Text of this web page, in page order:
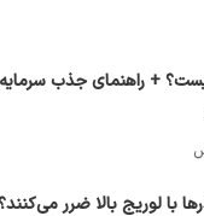
+ راهنمای جذب سرمایه
با لوریج بالا ضرر